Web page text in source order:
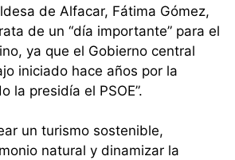
de Alfacar, Fátima Gómez,
de un “día importante” para el
ya que el Gobierno central
iniciado hace años por la
la presidía el PSOE”.
un turismo sostenible,
natural y dinamizar la